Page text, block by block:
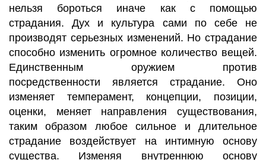
нельзя бороться иначе как с помощью
страдания. Дух и культура сами по себе не
производят серьезных изменений. Но страдание
способно изменить огромное количество вещей.
Единственным оружием против
посредственности является страдание. Оно
изменяет темперамент, концепции, позиции,
оценки, меняет направления существования,
таким образом любое сильное и длительное
страдание воздействует на интимную основу
существа. Изменяя внутреннюю основу